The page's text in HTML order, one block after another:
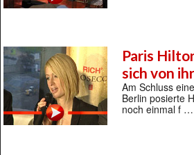
Paris
sich von
Am Schluss
Berlin posierte
noch einmal f …